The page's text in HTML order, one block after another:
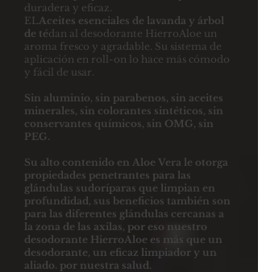
duradera y eficaz.
ELAceites esenciales de lavanda y árbol
de tédan al desodorante HierroAloe un
aroma fresco y agradable. Su sistema de
aplicación en roll-on lo hace más cómodo
y fácil de usar.
Sin aluminio, sin parabenos, sin aceites
minerales, sin colorantes sintéticos, sin
conservantes químicos, sin OMG, sin
PEG.
Su alto contenido en Aloe Vera le otorga
propiedades penetrantes para las
glándulas sudoríparas que limpian en
profundidad, sus beneficios también son
para las diferentes glándulas cercanas a
la zona de las axilas, por eso nuestro
desodorante HierroAloe es más que un
desodorante, un eficaz limpiador y un
aliado. por nuestra salud.